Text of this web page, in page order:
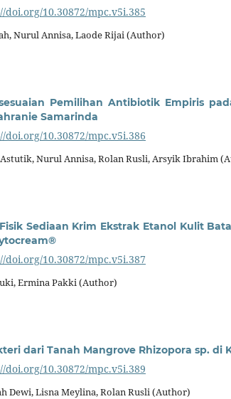
doi.org/10.30872/mpc.v5i.385
Nurul Annisa, Laode Rijai (Author)
Pemilihan Antibiotik Empiris
Samarinda
doi.org/10.30872/mpc.v5i.386
Nurul Annisa, Rolan Rusli, Arsyik Ibrahim
Sediaan Krim Ekstrak Etanol Kulit
doi.org/10.30872/mpc.v5i.387
Ermina Pakki (Author)
dari Tanah Mangrove Rhizopora sp. di
doi.org/10.30872/mpc.v5i.389
Dewi, Lisna Meylina, Rolan Rusli (Author)